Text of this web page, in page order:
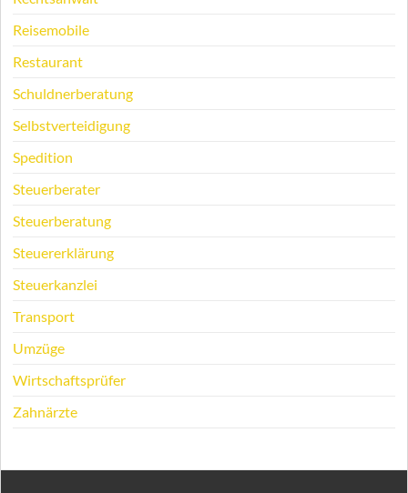
Reisemobile
Restaurant
Schuldnerberatung
Selbstverteidigung
Spedition
Steuerberater
Steuerberatung
Steuererklärung
Steuerkanzlei
Transport
Umzüge
Wirtschaftsprüfer
Zahnärzte